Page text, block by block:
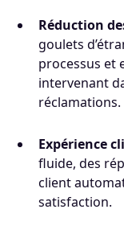
Réduction
goulets
processus et
intervenant
réclamations.
Expérience
fluide, des
client
satisfaction.